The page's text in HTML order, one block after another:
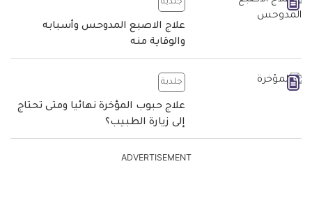
جلدية
علاج الاصبع المدوحس وأسبابه
والوقاية منه
جلدية
علاج حبوب المؤخرة نهائيا ومتى تحتاج
إلى زيارة الطبيب؟
ADVERTISEMENT